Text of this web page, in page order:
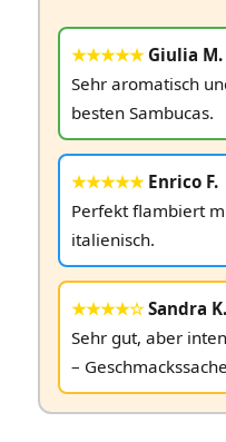
★★★★★Giulia M.
Sehr aromatisch
besten Sambucas.
★★★★★Enrico F.
Perfekt flambiert
italienisch.
★★★★☆Sandra K.
Sehr gut, aber
–